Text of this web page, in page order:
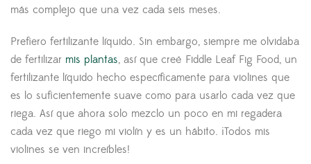
más complejo que una vez cada seis meses.
Prefiero fertilizante líquido. Sin embargo, siempre me olvidaba
de fertilizar mis plantas, así que creé Fiddle Leaf Fig Food, un
fertilizante líquido hecho específicamente para violines que
es lo suficientemente suave como para usarlo cada vez que
riega. Así que ahora solo mezclo un poco en mi regadera
cada vez que riego mi violín y es un hábito. ¡Todos mis
violines se ven increíbles!